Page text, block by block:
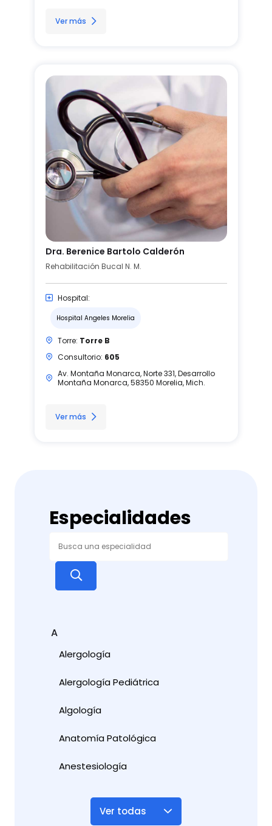
Ver más
Dra. Berenice Bartolo Calderón
Rehabilitación Bucal N. M.
Hospital:
Hospital Angeles Morelia
Torre: Torre B
Consultorio: 605
Av. Montaña Monarca, Norte 331, Desarrollo
Montaña Monarca, 58350 Morelia, Mich.
Ver más
Especialidades
A
Alergología
Alergología Pediátrica
Algología
Anatomía Patológica
Anestesiología
Ver todas